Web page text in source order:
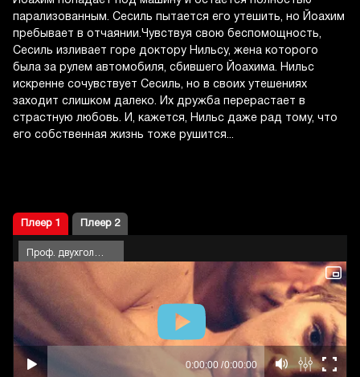
парализованным. Сесиль пытается его утешить, но Йоахим
пребывает в отчаянии.Чувствуя свою беспомощность,
Сесиль изливает горе доктору Нильсу, жена которого
была за рулем автомобиля, сбившего Йоахима. Нильс
искренне сочувствует Сесиль, но в своих утешениях
заходит слишком далеко. Их дружба перерастает в
страстную любовь. И, кажется, Нильс даже рад тому, что
его собственная жизнь тоже рушится...
Плеер 1 Плеер 2